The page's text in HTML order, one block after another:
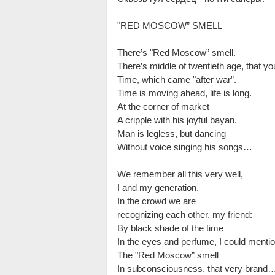
"RED MOSCOW” SMELL
There’s "Red Moscow” smell.
There’s middle of twentieth age, that
Time, which came "after war”.
Time is moving ahead, life is long.
At the corner of market –
A cripple with his joyful bayan.
Man is legless, but dancing –
Without voice singing his songs…
We remember all this very well,
I and my generation.
In the crowd we are
recognizing each other, my friend:
By black shade of the time
In the eyes and perfume, I could
The "Red Moscow” smell
In subconsciousness, that very brand…